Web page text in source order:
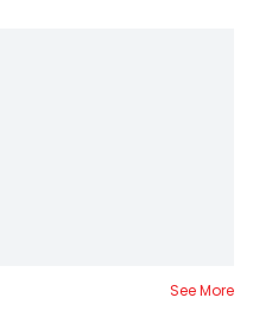
See More